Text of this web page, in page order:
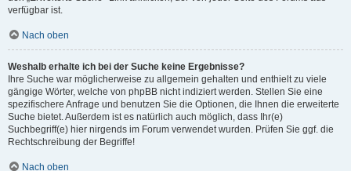
verfügbar ist.
Nach oben
Weshalb erhalte ich bei der Suche keine Ergebnisse?
Ihre Suche war möglicherweise zu allgemein gehalten und enthielt zu viele
gängige Wörter, welche von phpBB nicht indiziert werden. Stellen Sie eine
spezifischere Anfrage und benutzen Sie die Optionen, die Ihnen die erweiterte
Suche bietet. Außerdem ist es natürlich auch möglich, dass Ihr(e)
Suchbegriff(e) hier nirgends im Forum verwendet wurden. Prüfen Sie ggf. die
Rechtschreibung der Begriffe!
Nach oben